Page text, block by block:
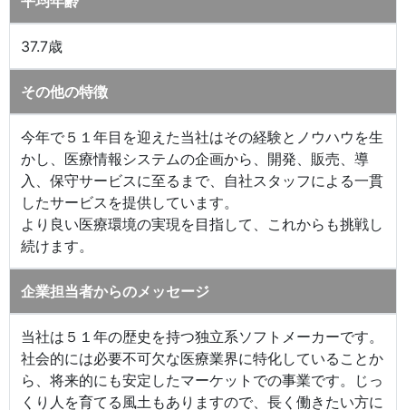
37.7歳
その他の特徴
今年で５１年目を迎えた当社はその経験とノウハウを生
かし、医療情報システムの企画から、開発、販売、導
入、保守サービスに至るまで、自社スタッフによる一貫
したサービスを提供しています。
より良い医療環境の実現を目指して、これからも挑戦し
続けます。
企業担当者からのメッセージ
当社は５１年の歴史を持つ独立系ソフトメーカーです。
社会的には必要不可欠な医療業界に特化していることか
ら、将来的にも安定したマーケットでの事業です。じっ
くり人を育てる風土もありますので、長く働きたい方に